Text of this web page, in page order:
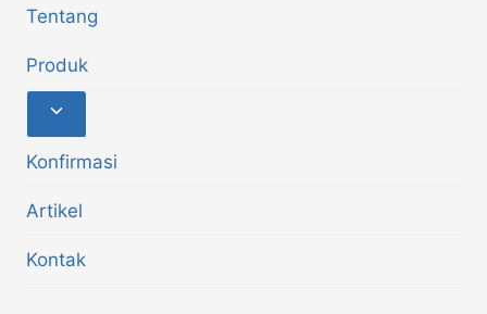
Tentang
Produk
Konfirmasi
Artikel
Kontak